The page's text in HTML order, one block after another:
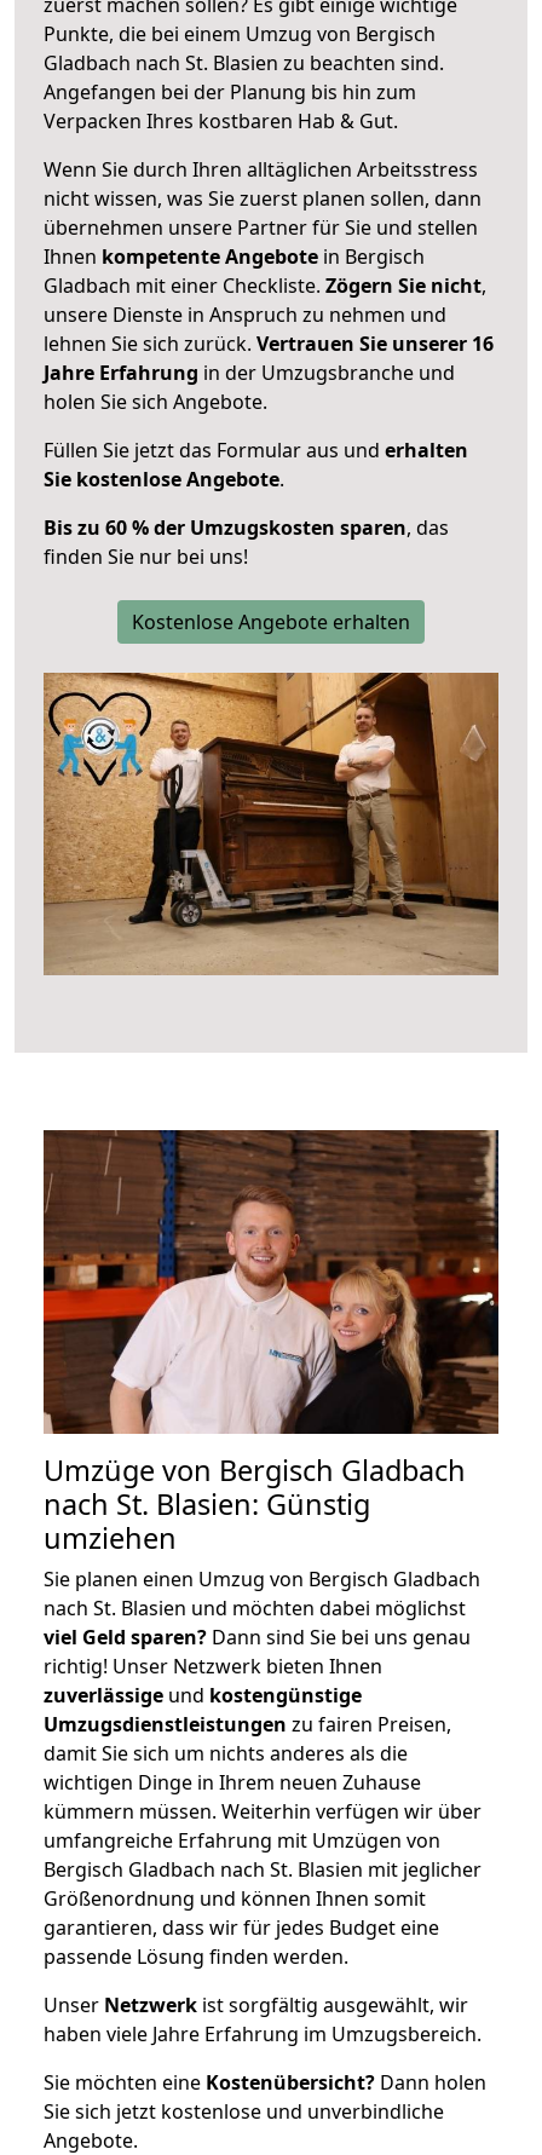
Punkte, die bei einem Umzug von Bergisch
Gladbach nach St. Blasien zu beachten sind.
Angefangen bei der Planung bis hin zum
Verpacken Ihres kostbaren Hab & Gut.
Wenn Sie durch Ihren alltäglichen Arbeitsstress
nicht wissen, was Sie zuerst planen sollen, dann
übernehmen unsere Partner für Sie und stellen
Ihnen kompetente Angebote in Bergisch
Gladbach mit einer Checkliste. Zögern Sie nicht,
unsere Dienste in Anspruch zu nehmen und
lehnen Sie sich zurück. Vertrauen Sie unserer 16
Jahre Erfahrung in der Umzugsbranche und
holen Sie sich Angebote.
Füllen Sie jetzt das Formular aus und erhalten
Sie kostenlose Angebote.
Bis zu 60 % der Umzugskosten sparen, das
finden Sie nur bei uns!
Kostenlose Angebote erhalten
Umzüge von Bergisch Gladbach
nach St. Blasien: Günstig
umziehen
Sie planen einen Umzug von Bergisch Gladbach
nach St. Blasien und möchten dabei möglichst
viel Geld sparen? Dann sind Sie bei uns genau
richtig! Unser Netzwerk bieten Ihnen
zuverlässige und kostengünstige
Umzugsdienstleistungen zu fairen Preisen,
damit Sie sich um nichts anderes als die
wichtigen Dinge in Ihrem neuen Zuhause
kümmern müssen. Weiterhin verfügen wir über
umfangreiche Erfahrung mit Umzügen von
Bergisch Gladbach nach St. Blasien mit jeglicher
Größenordnung und können Ihnen somit
garantieren, dass wir für jedes Budget eine
passende Lösung finden werden.
Unser Netzwerk ist sorgfältig ausgewählt, wir
haben viele Jahre Erfahrung im Umzugsbereich.
Sie möchten eine Kostenübersicht? Dann holen
Sie sich jetzt kostenlose und unverbindliche
Angebote.